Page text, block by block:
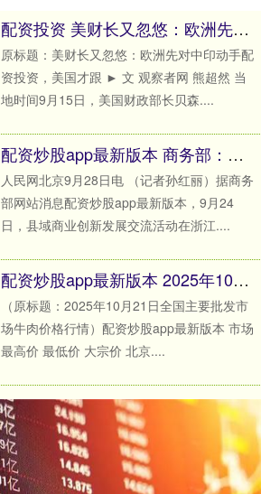
配资投资 美财长又忽悠：欧洲先对中印动手，美国才跟
原标题：美财长又忽悠：欧洲先对中印动手配
资投资，美国才跟 ► 文 观察者网 熊超然 当
地时间9月15日，美国财政部长贝森....
配资炒股app最新版本 商务部：截至目前在具备条件地区基本实现县域商业网点全覆盖
人民网北京9月28日电 （记者孙红丽）据商务
部网站消息配资炒股app最新版本，9月24
日，县域商业创新发展交流活动在浙江....
配资炒股app最新版本 2025年10月21日全国主要批发市场牛肉价格行情
（原标题：2025年10月21日全国主要批发市
场牛肉价格行情）配资炒股app最新版本 市场
最高价 最低价 大宗价 北京....